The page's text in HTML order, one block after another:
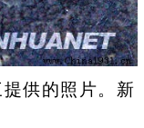
供的照片。新